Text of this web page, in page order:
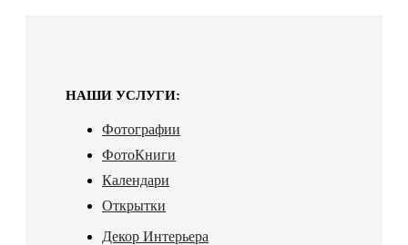
НАШИ УСЛУГИ:
Фотографии
ФотоКниги
Календари
Открытки
Декор Интерьера